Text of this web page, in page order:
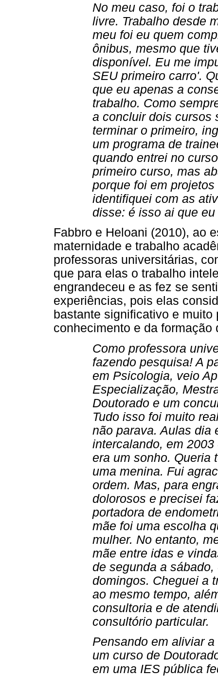
No meu caso, foi o
livre. Trabalho desde
meu foi eu quem
ônibus, mesmo que
disponível. Eu me
SEU primeiro carro'.
que eu apenas a
trabalho. Como
a concluir dois cursos
terminar o primeiro,
um programa de
quando entrei no
primeiro curso, mas
porque foi em
identifiquei com as
disse: é isso ai que eu
Fabbro e Heloani (2010), ao
maternidade e trabalho
professoras universitárias,
que para elas o trabalho
engrandeceu e as fez se
experiências, pois elas
bastante significativo e
conhecimento e da formação
Como professora
fazendo pesquisa! A
em Psicologia, veio
Especialização,
Doutorado e um
Tudo isso foi muito
não parava. Aulas dia
intercalando, em
era um sonho. Queria
uma menina. Fui
ordem. Mas, para
dolorosos e precisei
portadora de
mãe foi uma escolha
mulher. No entanto,
mãe entre idas e
de segunda a
domingos. Cheguei a
ao mesmo tempo,
consultoria e de
consultório particular.
Pensando em aliviar
um curso de
em uma IES pública